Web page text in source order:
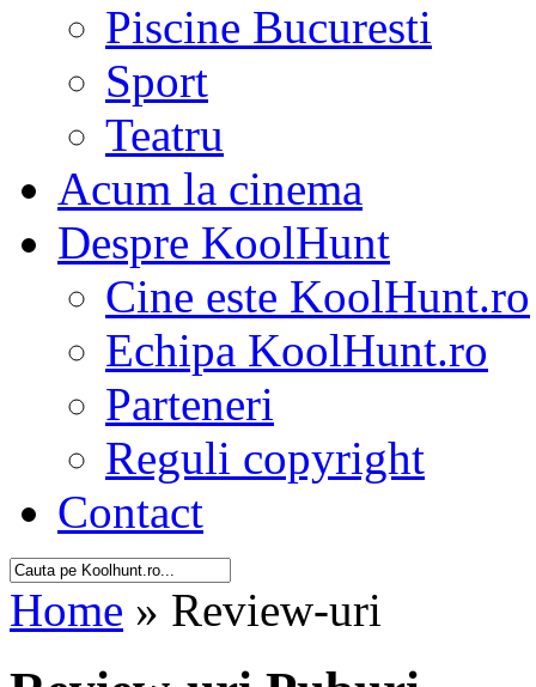
Piscine Bucuresti
Sport
Teatru
Acum la cinema
Despre KoolHunt
Cine este KoolHunt.ro
Echipa KoolHunt.ro
Parteneri
Reguli copyright
Contact
Home » Review-uri